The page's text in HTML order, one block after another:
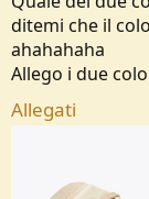
ditemi che il
ahahahaha
Allego i due
Allegati